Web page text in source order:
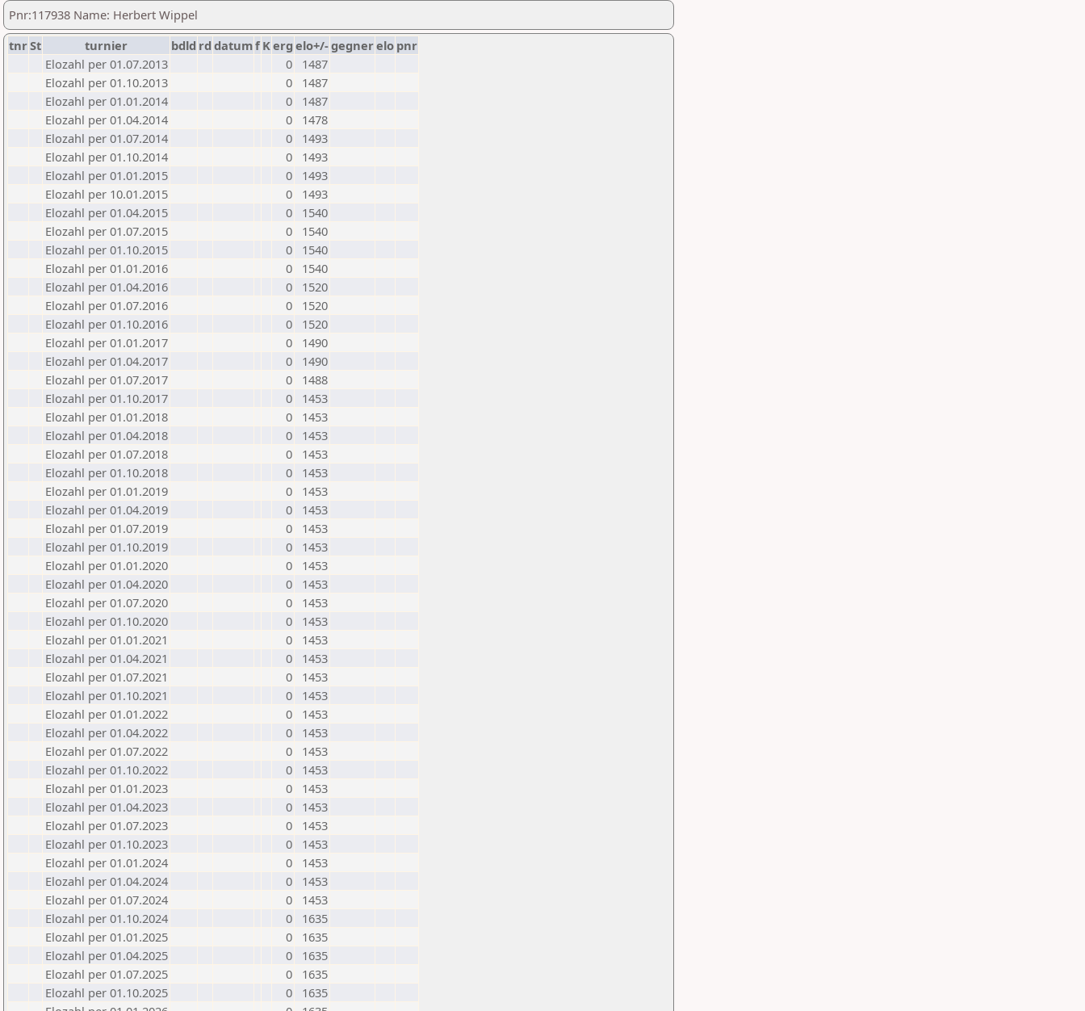
Pnr:117938 Name: Herbert Wippel
tnrSt turnier bdld rd datumf Kerg elo+/-gegnerelo pnr
Elozahl per 01.07.2013
0
1487
Elozahl per 01.10.2013
0
1487
Elozahl per 01.01.2014
0
1487
Elozahl per 01.04.2014
0
1478
Elozahl per 01.07.2014
0
1493
Elozahl per 01.10.2014
0
1493
Elozahl per 01.01.2015
0
1493
Elozahl per 10.01.2015
0
1493
Elozahl per 01.04.2015
0
1540
Elozahl per 01.07.2015
0
1540
Elozahl per 01.10.2015
0
1540
Elozahl per 01.01.2016
0
1540
Elozahl per 01.04.2016
0
1520
Elozahl per 01.07.2016
0
1520
Elozahl per 01.10.2016
0
1520
Elozahl per 01.01.2017
0
1490
Elozahl per 01.04.2017
0
1490
Elozahl per 01.07.2017
0
1488
Elozahl per 01.10.2017
0
1453
Elozahl per 01.01.2018
0
1453
Elozahl per 01.04.2018
0
1453
Elozahl per 01.07.2018
0
1453
Elozahl per 01.10.2018
0
1453
Elozahl per 01.01.2019
0
1453
Elozahl per 01.04.2019
0
1453
Elozahl per 01.07.2019
0
1453
Elozahl per 01.10.2019
0
1453
Elozahl per 01.01.2020
0
1453
Elozahl per 01.04.2020
0
1453
Elozahl per 01.07.2020
0
1453
Elozahl per 01.10.2020
0
1453
Elozahl per 01.01.2021
0
1453
Elozahl per 01.04.2021
0
1453
Elozahl per 01.07.2021
0
1453
Elozahl per 01.10.2021
0
1453
Elozahl per 01.01.2022
0
1453
Elozahl per 01.04.2022
0
1453
Elozahl per 01.07.2022
0
1453
Elozahl per 01.10.2022
0
1453
Elozahl per 01.01.2023
0
1453
Elozahl per 01.04.2023
0
1453
Elozahl per 01.07.2023
0
1453
Elozahl per 01.10.2023
0
1453
Elozahl per 01.01.2024
0
1453
Elozahl per 01.04.2024
0
1453
Elozahl per 01.07.2024
0
1453
Elozahl per 01.10.2024
0
1635
Elozahl per 01.01.2025
0
1635
Elozahl per 01.04.2025
0
1635
Elozahl per 01.07.2025
0
1635
Elozahl per 01.10.2025
0
1635